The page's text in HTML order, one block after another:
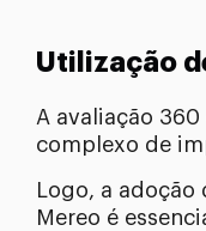
Utilização
A avaliação
complexo de
Logo, a
Mereo é